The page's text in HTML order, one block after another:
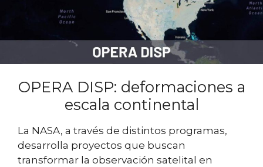
OPERA DISP: deformaciones a
escala continental
La NASA, a través de distintos programas,
desarrolla proyectos que buscan
transformar la observación satelital en